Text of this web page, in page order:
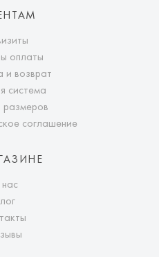
оплаты
и возврат
система
соглашение